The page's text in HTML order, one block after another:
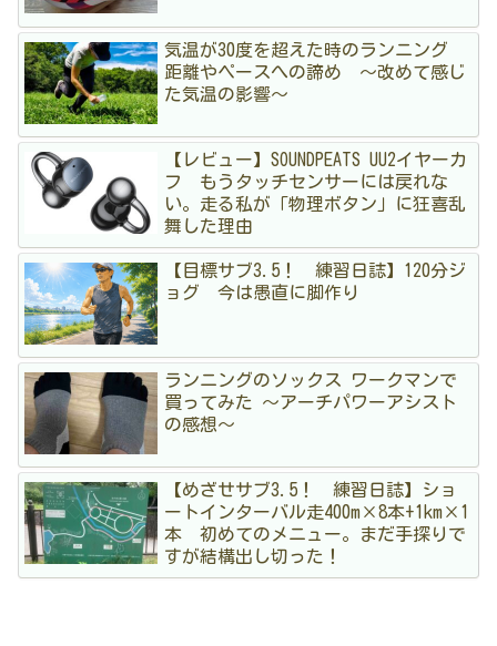
気温が30度を超えた時のランニング
距離やペースへの諦め 〜改めて感じ
た気温の影響〜
【レビュー】SOUNDPEATS UU2イヤーカ
フ もうタッチセンサーには戻れな
い。走る私が「物理ボタン」に狂喜乱
舞した理由
【目標サブ3.5！ 練習日誌】120分ジ
ョグ 今は愚直に脚作り
ランニングのソックス ワークマンで
買ってみた 〜アーチパワーアシスト
の感想〜
【めざせサブ3.5！ 練習日誌】ショ
ートインターバル走400m×8本+1km×1
本 初めてのメニュー。まだ手探りで
すが結構出し切った！